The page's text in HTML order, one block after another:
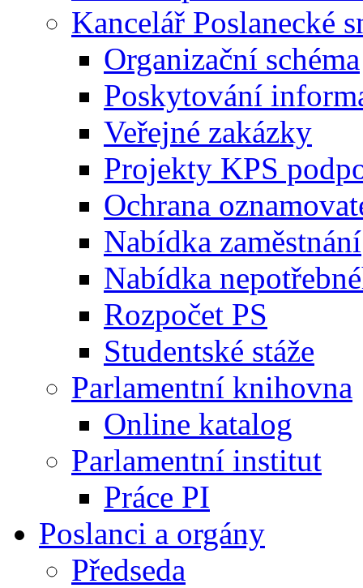
Kancelář Poslanecké
Organizační schéma
Poskytování
Veřejné zakázky
Projekty KPS
Ochrana
Nabídka zaměstnání
Nabídka
Rozpočet PS
Studentské stáže
Parlamentní knihovna
Online katalog
Parlamentní institut
Práce PI
Poslanci a orgány
Předseda